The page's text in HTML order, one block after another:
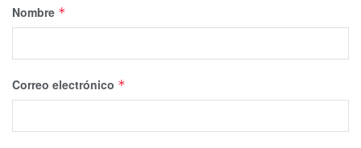
Nombre *
Correo electrónico *